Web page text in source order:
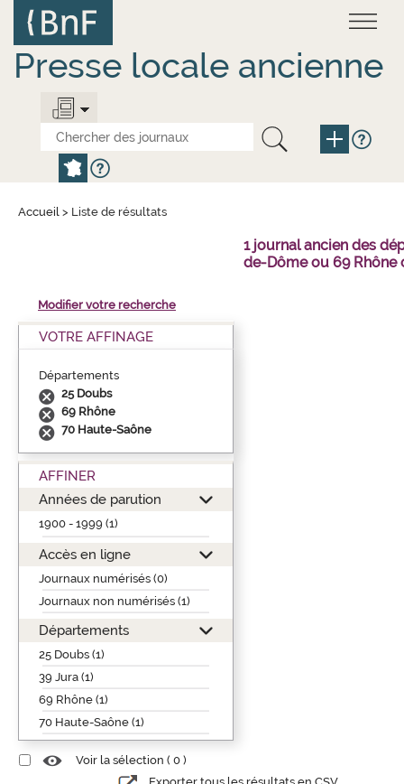
contenu
principal
Presse locale ancienne
Accueil > Liste de résultats
1 journal ancien des
de-Dôme ou 69 Rhône
Modifier votre recherche
VOTRE AFFINAGE
Départements
25 Doubs
69 Rhône
70 Haute-Saône
AFFINER
Années de parution
1900 - 1999 (1)
Accès en ligne
Journaux numérisés (0)
Journaux non numérisés (1)
Départements
25 Doubs (1)
39 Jura (1)
69 Rhône (1)
70 Haute-Saône (1)
Voir la sélection ( 0 )
Panneau de gestion des cookies